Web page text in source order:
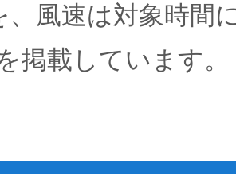
、風速は対象時間
掲載しています。